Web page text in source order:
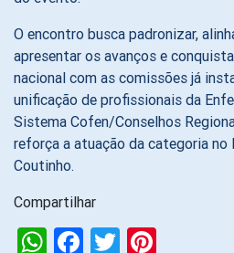
O encontro busca padronizar,
apresentar os avanços e
nacional com as comissões já
unificação de profissionais da
Sistema Cofen/Conselhos
reforça a atuação da categoria no
Coutinho.
Compartilhar
WhatsApp
Facebook
Twitter